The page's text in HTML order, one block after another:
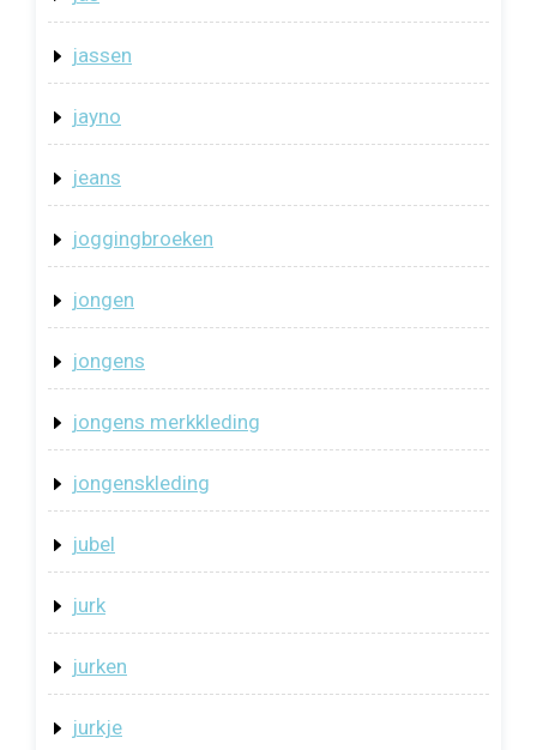
jassen
jayno
jeans
joggingbroeken
jongen
jongens
jongens merkkleding
jongenskleding
jubel
jurk
jurken
jurkje